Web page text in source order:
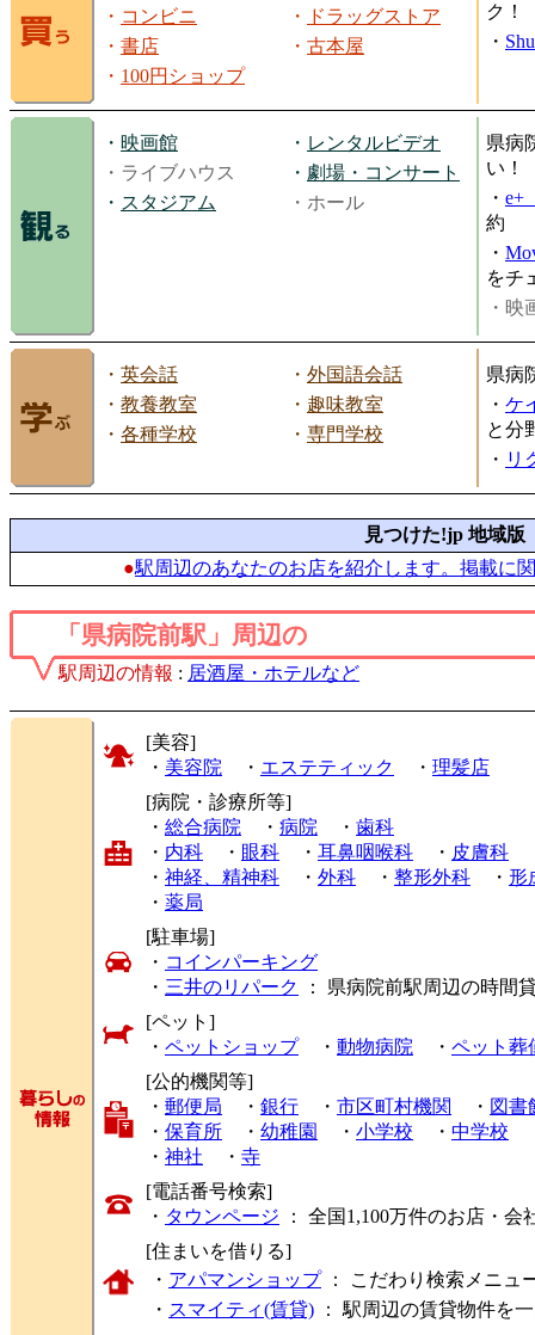
・ コンビニ ・
ドラッグストア
・ 書店 ・ 古本屋
・ 100円ショップ
ク！
・
・ 映画館 ・ レンタルビデオ
・ライブハウス
・ 劇場・コンサート
・ スタジアム ・ホール
県病
い！
・ e+
約
・
をチ
・映
・ 英会話 ・ 外国語会話
・ 教養教室 ・ 趣味教室
・ 各種学校 ・ 専門学校
県病
・ ケ
と分
・ リ
見つけた!jp 地域版
●駅周辺のあなたのお店を紹介します。掲載に
「県病院前駅」周辺の
駅周辺の情報 : 居酒屋・ホテルなど
[美容]
・ 美容院 ・ エステティック ・ 理髪店
[病院・診療所等]
・ 総合病院 ・ 病院 ・ 歯科
・ 内科 ・ 眼科 ・ 耳鼻咽喉科 ・ 皮膚科
・ 神経、精神科 ・ 外科 ・ 整形外科 ・ 形
・ 薬局
[駐車場]
・ コインパーキング
・ 三井のリパーク
： 県病院前駅周辺の時間
[ペット]
・ ペットショップ・ 動物病院 ・ ペット葬
[公的機関等]
・ 郵便局 ・ 銀行 ・ 市区町村機関 ・ 図書
・ 保育所 ・ 幼稚園 ・ 小学校 ・ 中学校
・ 神社 ・ 寺
[電話番号検索]
・ タウンページ ： 全国1,100万件のお店・
[住まいを借りる]
・ アパマンショップ： こだわり検索メニュ
・ スマイティ(賃貸) ： 駅周辺の賃貸物件を